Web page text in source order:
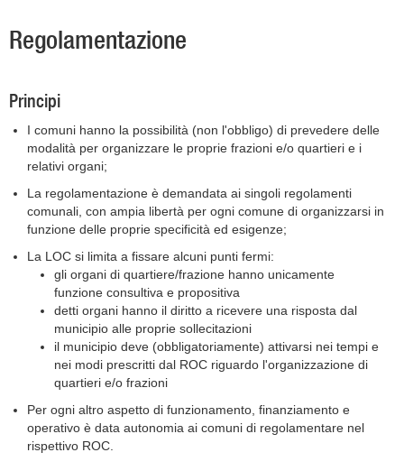
Regolamentazione
Principi
I comuni hanno la possibilità (non l'obbligo) di prevedere delle
modalità per organizzare le proprie frazioni e/o quartieri e i
relativi organi;
La regolamentazione è demandata ai singoli regolamenti
comunali, con ampia libertà per ogni comune di organizzarsi in
funzione delle proprie specificità ed esigenze;
La LOC si limita a fissare alcuni punti fermi:
gli organi di quartiere/frazione hanno unicamente
funzione consultiva e propositiva
detti organi hanno il diritto a ricevere una risposta dal
municipio alle proprie sollecitazioni
il municipio deve (obbligatoriamente) attivarsi nei tempi e
nei modi prescritti dal ROC riguardo l'organizzazione di
quartieri e/o frazioni
Per ogni altro aspetto di funzionamento, finanziamento e
operativo è data autonomia ai comuni di regolamentare nel
rispettivo ROC.